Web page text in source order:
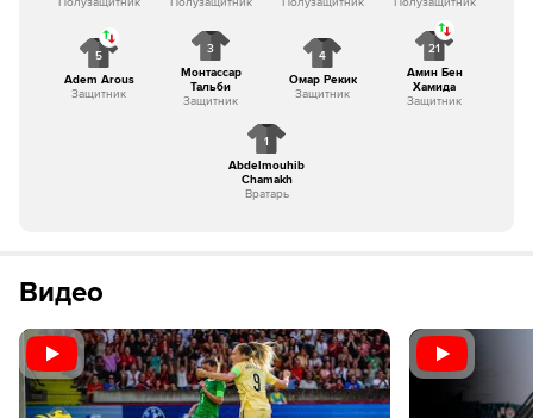
1
Abdelmouhib
Chamakh
Вратарь
5
Adem Arous
Защитник
3
Монтассар
Тальби
Защитник
4
Омар Рекик
Защитник
21
Амин Бен
Хамида
Защитник
Видео